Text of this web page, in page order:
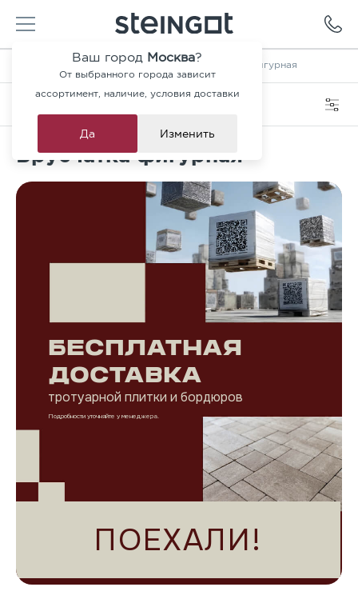
Ваш город Москва?
От выбранного города зависит
ассортимент, наличие, условия доставки
Да Изменить
Каталог — Брусчатка — Брусчатка фигурная
Брусчатка фигурная
БЕСПЛАТНАЯ
ДОСТАВКА
тротуарной плитки и бордюров
Подробности уточняйте у менеджера.
ПОЕХАЛИ!